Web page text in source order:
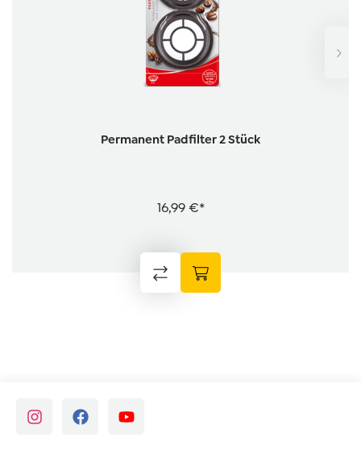
Permanent Padfilter 2 Stück
16,99 €*